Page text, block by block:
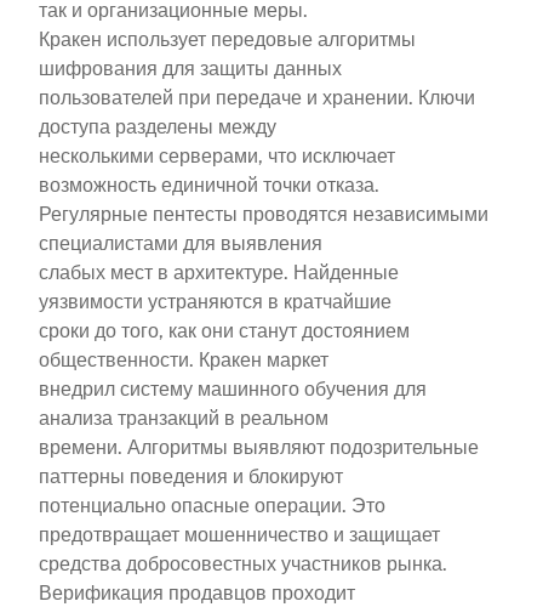
так и организационные меры.
Кракен использует передовые алгоритмы
шифрования для защиты данных
пользователей при передаче и хранении. Ключи
доступа разделены между
несколькими серверами, что исключает
возможность единичной точки отказа.
Регулярные пентесты проводятся независимыми
специалистами для выявления
слабых мест в архитектуре. Найденные
уязвимости устраняются в кратчайшие
сроки до того, как они станут достоянием
общественности. Кракен маркет
внедрил систему машинного обучения для
анализа транзакций в реальном
времени. Алгоритмы выявляют подозрительные
паттерны поведения и блокируют
потенциально опасные операции. Это
предотвращает мошенничество и защищает
средства добросовестных участников рынка.
Верификация продавцов проходит